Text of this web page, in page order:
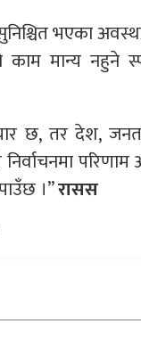
भएका
काम मान्य नहुने
छ, तर देश,
।”रासस